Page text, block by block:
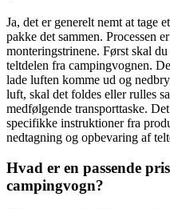
Ja, det er generelt nemt at tage
pakke det sammen. Processen
monteringstrinene. Først skal
teltdelen fra campingvognen.
lade luften komme ud og
luft, skal det foldes eller rulles
medfølgende transporttaske.
specifikke instruktioner fra
nedtagning og opbevaring af
Hvad er en passende
campingvogn?